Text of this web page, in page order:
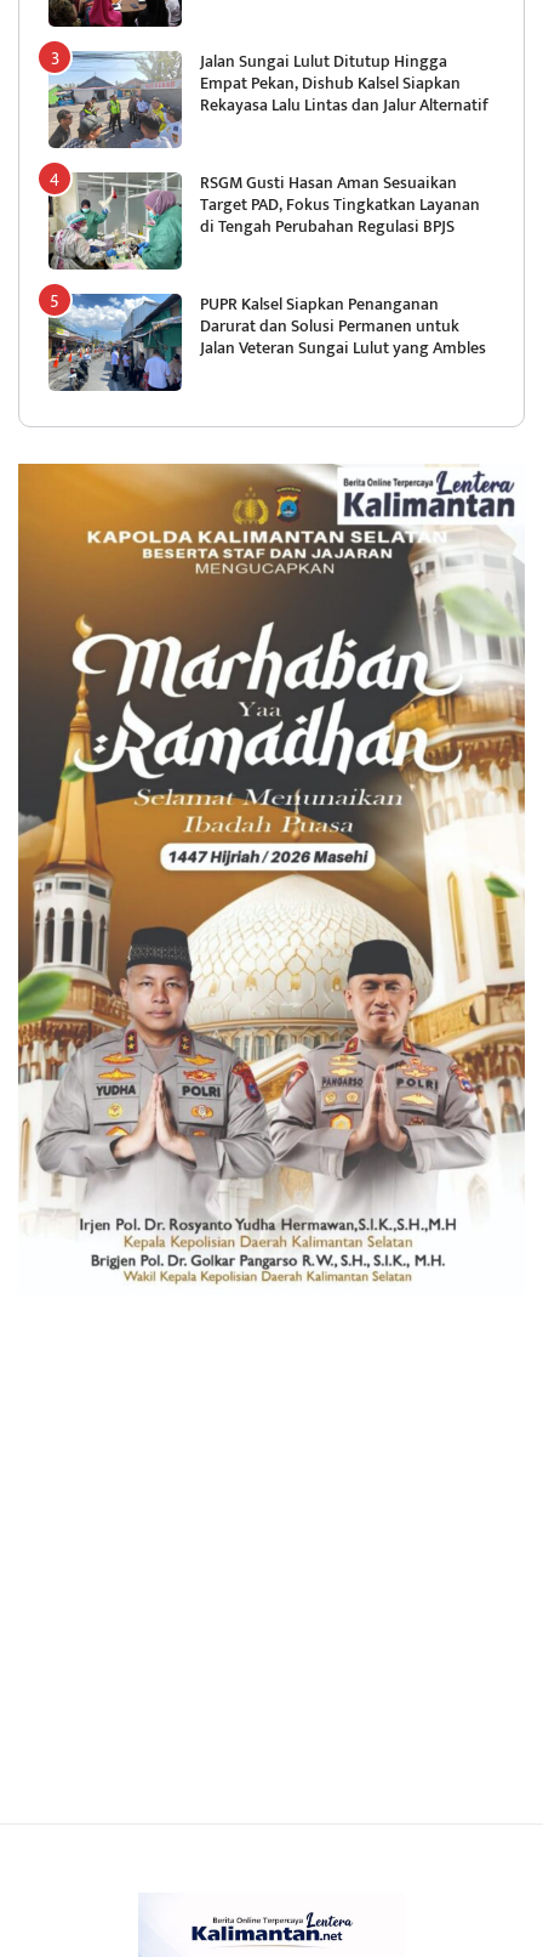
Jalan Sungai Lulut Ditutup Hingga
Empat Pekan, Dishub Kalsel Siapkan
Rekayasa Lalu Lintas dan Jalur Alternatif
RSGM Gusti Hasan Aman Sesuaikan
Target PAD, Fokus Tingkatkan Layanan
di Tengah Perubahan Regulasi BPJS
PUPR Kalsel Siapkan Penanganan
Darurat dan Solusi Permanen untuk
Jalan Veteran Sungai Lulut yang Ambles